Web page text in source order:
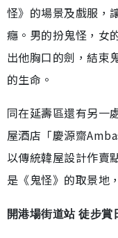
怪》的場景及戲服，
癮。男的扮鬼怪，女
出他胸口的劍，結束
的生命。
同在延壽區還有另一
屋酒店「慶源齋
以傳統韓屋設計作賣
是《鬼怪》的取景地
開港場街道站 徒步賞